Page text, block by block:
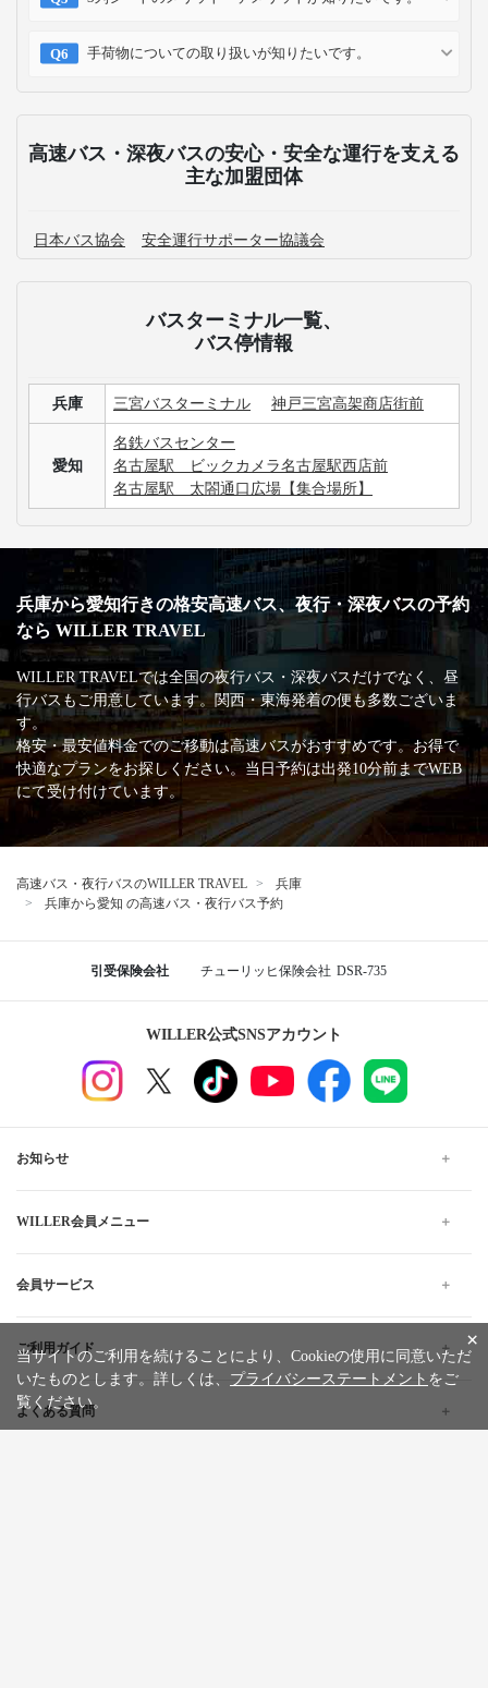
手荷物についての取り扱いが知りたいです。
高速バス・深夜バスの安心・安全な運行を支える
主な加盟団体
日本バス協会 安全運行サポーター協議会
バスターミナル一覧、
バス停情報
兵庫 三宮バスターミナル 神戸三宮高架商店街前
愛知
名鉄バスセンター
名古屋駅 ビックカメラ名古屋駅西店前
名古屋駅 太閤通口広場【集合場所】
兵庫から愛知行きの格安高速バス、夜行・深夜バスの予約
なら WILLER TRAVEL
WILLER TRAVELでは全国の夜行バス・深夜バスだけでなく、昼
行バスもご用意しています。関西・東海発着の便も多数ございま
す。
格安・最安値料金でのご移動は高速バスがおすすめです。お得で
快適なプランをお探しください。当日予約は出発10分前までWEB
にて受け付けています。
高速バス・夜行バスのWILLER TRAVEL
兵庫
兵庫から愛知 の高速バス・夜行バス予約
引受保険会社 チューリッヒ保険会社 DSR-735
WILLER公式SNSアカウント
お知らせ
WILLER会員メニュー
会員サービス
ご利用ガイド
よくある質問
×
当サイトのご利用を続けることにより、Cookieの使用に同意いただ
いたものとします。詳しくは、 プライバシーステートメント をご
覧ください。